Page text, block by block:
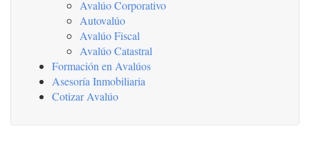
Avalúo Corporativo
Autovalúo
Avalúo Fiscal
Avalúo Catastral
Formación en Avalúos
Asesoría Inmobiliaria
Cotizar Avalúo